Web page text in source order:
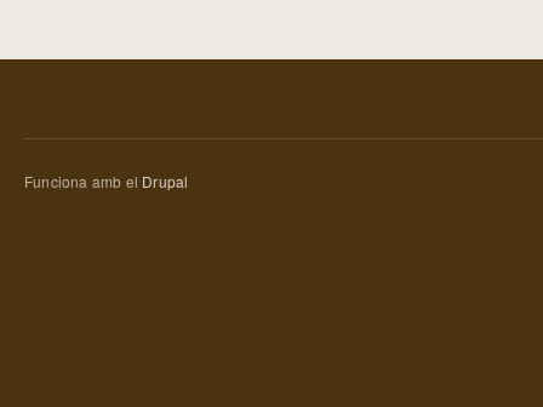
Funciona amb el Drupal